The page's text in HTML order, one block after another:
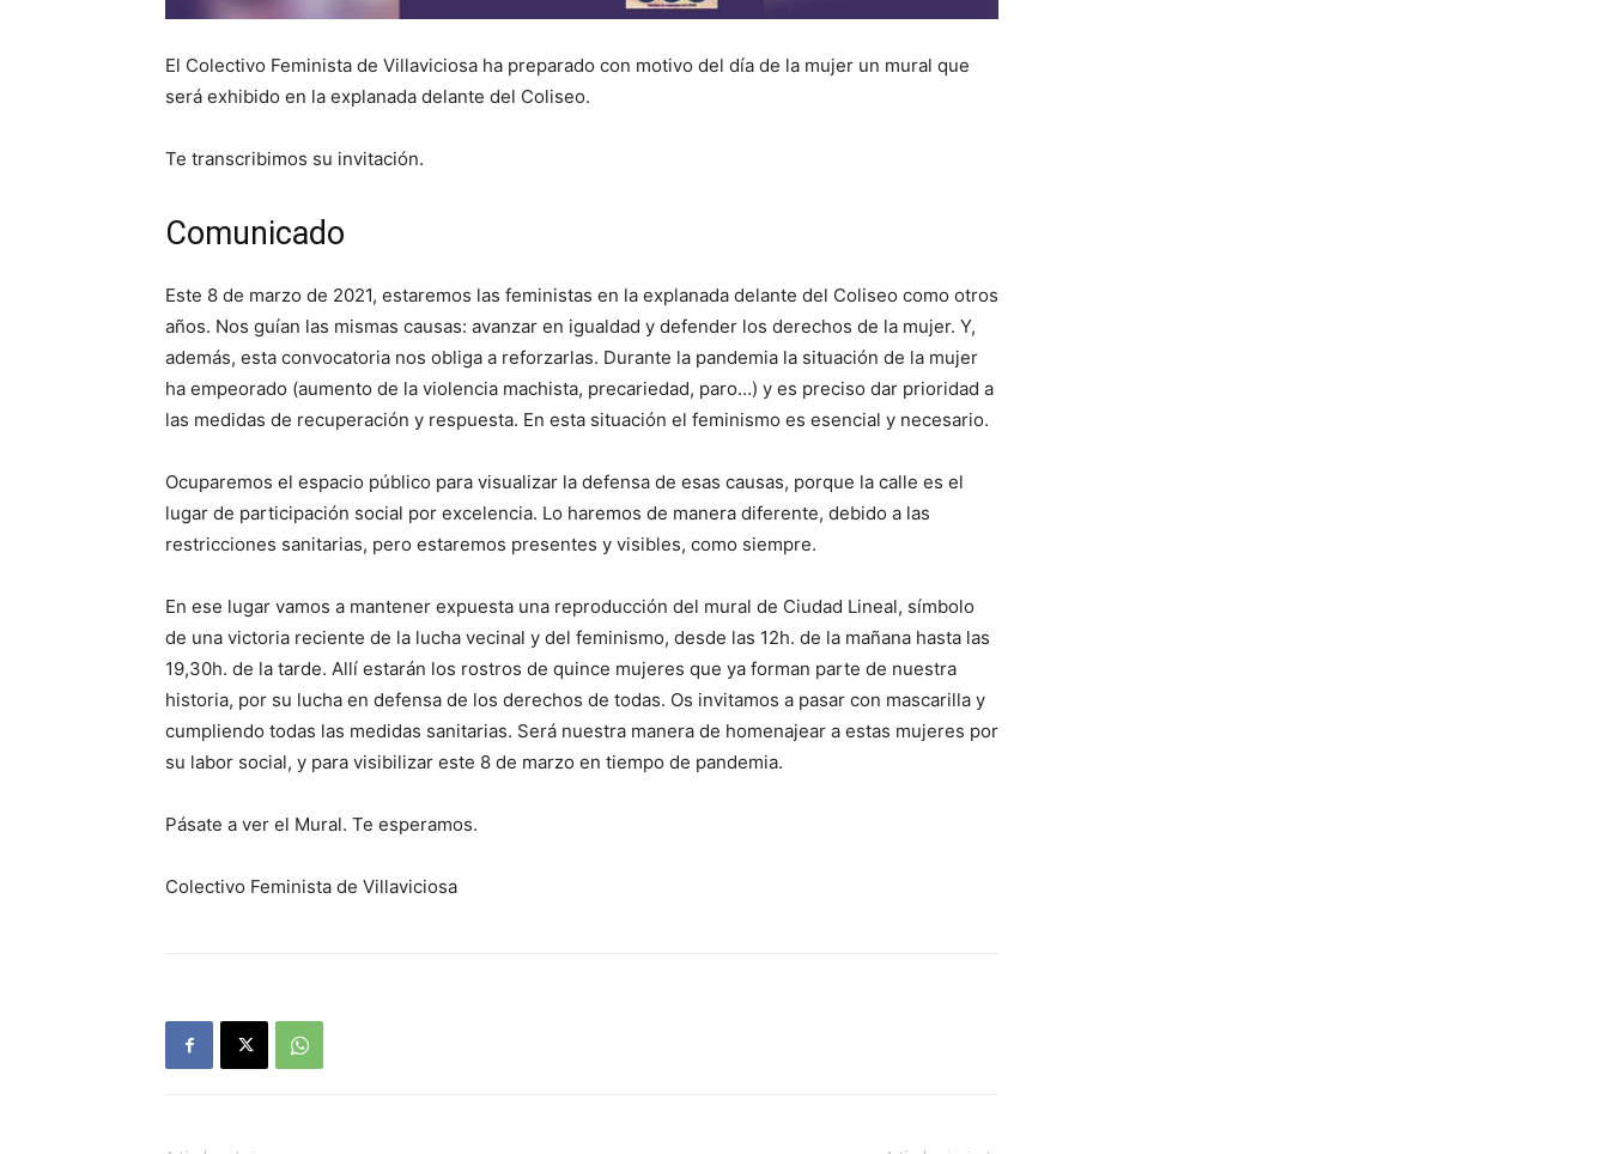
El Colectivo Feminista de Villaviciosa ha preparado con motivo del día de la mujer un mural que
será exhibido en la explanada delante del Coliseo.
Te transcribimos su invitación.
Comunicado
Este 8 de marzo de 2021, estaremos las feministas en la explanada delante del Coliseo como otros
años. Nos guían las mismas causas: avanzar en igualdad y defender los derechos de la mujer. Y,
además, esta convocatoria nos obliga a reforzarlas. Durante la pandemia la situación de la mujer
ha empeorado (aumento de la violencia machista, precariedad, paro…) y es preciso dar prioridad a
las medidas de recuperación y respuesta. En esta situación el feminismo es esencial y necesario.
Ocuparemos el espacio público para visualizar la defensa de esas causas, porque la calle es el
lugar de participación social por excelencia. Lo haremos de manera diferente, debido a las
restricciones sanitarias, pero estaremos presentes y visibles, como siempre.
En ese lugar vamos a mantener expuesta una reproducción del mural de Ciudad Lineal, símbolo
de una victoria reciente de la lucha vecinal y del feminismo, desde las 12h. de la mañana hasta las
19,30h. de la tarde. Allí estarán los rostros de quince mujeres que ya forman parte de nuestra
historia, por su lucha en defensa de los derechos de todas. Os invitamos a pasar con mascarilla y
cumpliendo todas las medidas sanitarias. Será nuestra manera de homenajear a estas mujeres por
su labor social, y para visibilizar este 8 de marzo en tiempo de pandemia.
Pásate a ver el Mural. Te esperamos.
Colectivo Feminista de Villaviciosa